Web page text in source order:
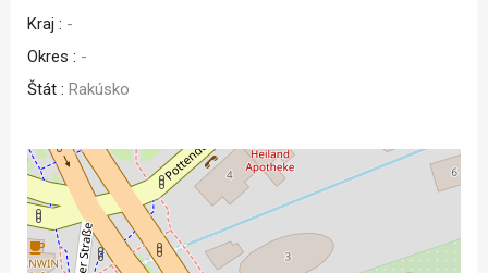
Kraj : -
Okres : -
Štát : Rakúsko